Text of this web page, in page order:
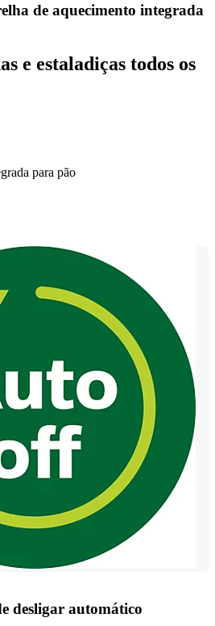
de aquecimento integrada
e estaladiças todos os
para pão
desligar automático